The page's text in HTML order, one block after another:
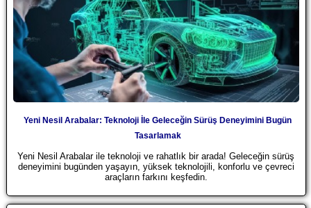
Yeni Nesil Arabalar: Teknoloji İle Geleceğin Sürüş Deneyimini Bugün
Tasarlamak
Yeni Nesil Arabalar ile teknoloji ve rahatlık bir arada! Geleceğin sürüş
deneyimini bugünden yaşayın, yüksek teknolojili, konforlu ve çevreci
araçların farkını keşfedin.